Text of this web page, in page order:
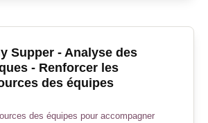
Supper - Analyse des
- Renforcer les
des équipes
des équipes pour accompagner